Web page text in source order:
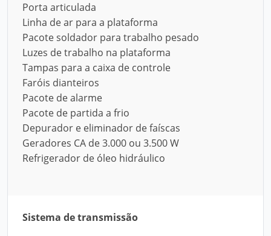
Porta articulada
Linha de ar para a plataforma
Pacote soldador para trabalho pesado
Luzes de trabalho na plataforma
Tampas para a caixa de controle
Faróis dianteiros
Pacote de alarme
Pacote de partida a frio
Depurador e eliminador de faíscas
Geradores CA de 3.000 ou 3.500 W
Refrigerador de óleo hidráulico
Sistema de transmissão